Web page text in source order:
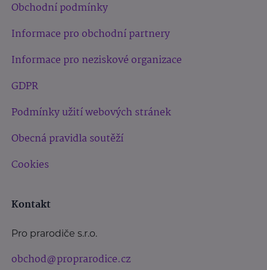
Obchodní podmínky
Informace pro obchodní partnery
Informace pro neziskové organizace
GDPR
Podmínky užití webových stránek
Obecná pravidla soutěží
Cookies
Kontakt
Pro prarodiče s.r.o.
obchod@proprarodice.cz